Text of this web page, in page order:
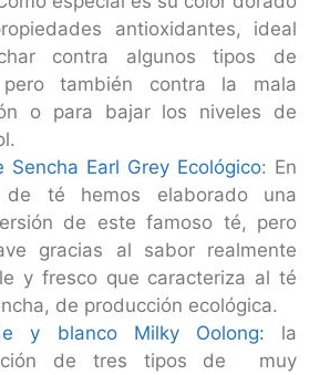
antioxidantes, ideal
contra algunos tipos de
pero también contra la mala
o para bajar los niveles de
Sencha Earl Grey Ecológico: En
de té hemos elaborado una
de este famoso té, pero
gracias al sabor realmente
y fresco que caracteriza al té
de producción ecológica.
y blanco Milky Oolong: la
de tres tipos de muy